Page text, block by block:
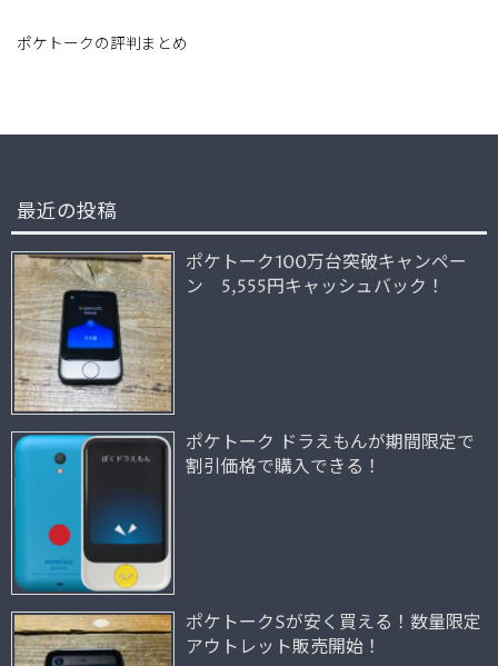
ポケトークの評判まとめ
最近の投稿
ポケトーク100万台突破キャンペー
ン 5,555円キャッシュバック！
ポケトーク ドラえもんが期間限定で
割引価格で購入できる！
ポケトークSが安く買える！数量限定
アウトレット販売開始！